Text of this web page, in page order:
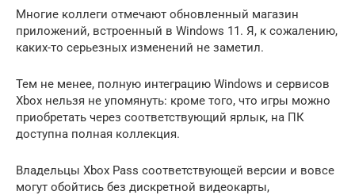
Многие коллеги отмечают обновленный магазин
приложений, встроенный в Windows 11. Я, к сожалению,
каких-то серьезных изменений не заметил.
Тем не менее, полную интеграцию Windows и сервисов
Xbox нельзя не упомянуть: кроме того, что игры можно
приобретать через соответствующий ярлык, на ПК
доступна полная коллекция.
Владельцы Xbox Pass соответствующей версии и вовсе
могут обойтись без дискретной видеокарты,